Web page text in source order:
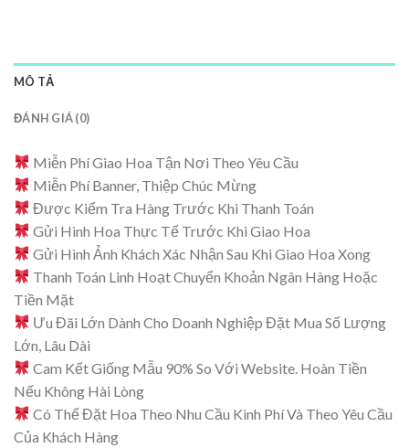
MÔ TẢ
ĐÁNH GIÁ (0)
Miễn Phí Giao Hoa Tận Nơi Theo Yêu Cầu
Miễn Phí Banner, Thiệp Chúc Mừng
Được Kiểm Tra Hàng Trước Khi Thanh Toán
Gửi Hình Hoa Thực Tế Trước Khi Giao Hoa
Gửi Hình Ảnh Khách Xác Nhận Sau Khi Giao Hoa Xong
Thanh Toán Linh Hoạt Chuyển Khoản Ngân Hàng Hoặc
Tiền Mặt
Ưu Đãi Lớn Dành Cho Doanh Nghiệp Đặt Mua Số Lượng
Lớn, Lâu Dài
Cam Kết Giống Mẫu 90% So Với Website. Hoàn Tiền
Nếu Không Hài Lòng
Có Thể Đặt Hoa Theo Nhu Cầu Kinh Phí Và Theo Yêu Cầu
Của Khách Hàng